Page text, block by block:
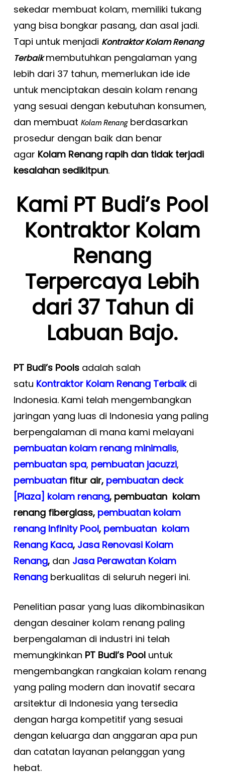
sekedar membuat kolam, memiliki tukang
yang bisa bongkar pasang, dan asal jadi.
Tapi untuk menjadi Kontraktor Kolam Renang
Terbaikmembutuhkan pengalaman yang
lebih dari 37 tahun, memerlukan ide ide
untuk menciptakan desain kolam renang
yang sesuai dengan kebutuhan konsumen,
dan membuat Kolam Renangberdasarkan
prosedur dengan baik dan benar
agar Kolam Renang rapih dan tidak terjadi
kesalahan sedikitpun.
Kami PT Budi’s Pool
Kontraktor Kolam
Renang
Terpercaya Lebih
dari 37 Tahun di
Labuan Bajo.
PT Budi’s Poolsadalah salah
satu Kontraktor Kolam Renang Terbaik di
Indonesia. Kami telah mengembangkan
jaringan yang luas di Indonesia yang paling
berpengalaman di mana kami melayani
pembuatan kolam renang minimalis,
pembuatan spa, pembuatan jacuzzi,
pembuatan fitur air, pembuatan deck
[Plaza] kolam renang, pembuatan kolam
renang fiberglass, pembuatan kolam
renang Infinity Pool, pembuatan kolam
Renang Kaca, Jasa Renovasi Kolam
Renang, dan Jasa Perawatan Kolam
Renangberkualitas di seluruh negeri ini.
Penelitian pasar yang luas dikombinasikan
dengan desainer kolam renang paling
berpengalaman di industri ini telah
memungkinkan PT Budi’s Pooluntuk
mengembangkan rangkaian kolam renang
yang paling modern dan inovatif secara
arsitektur di Indonesia yang tersedia
dengan harga kompetitif yang sesuai
dengan keluarga dan anggaran apa pun
dan catatan layanan pelanggan yang
hebat.